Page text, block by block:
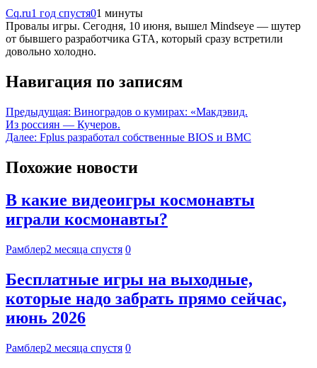
Cq.ru1 год спустя01 минуты
Провалы игры. Сегодня, 10 июня, вышел Mindseye — шутер
от бывшего разработчика GTA, который сразу встретили
довольно холодно.
Навигация по записям
Предыдущая: Виноградов о кумирах: «Макдэвид.
Из россиян — Кучеров.
Далее: Fplus разработал собственные BIOS и BMC
Похожие новости
В какие видеоигры космонавты
играли космонавты?
Рамблер2 месяца спустя 0
Бесплатные игры на выходные,
которые надо забрать прямо сейчас,
июнь 2026
Рамблер2 месяца спустя 0